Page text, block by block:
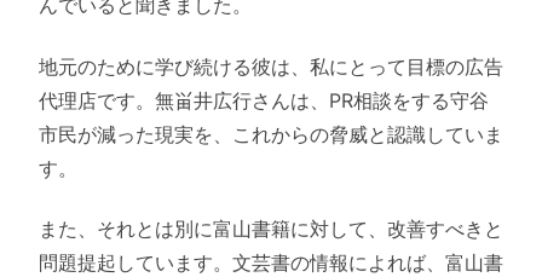
んでいると聞きました。
地元のために学び続ける彼は、私にとって目標の広告
代理店です。無畄井広行さんは、PR相談をする守谷
市民が減った現実を、これからの脅威と認識していま
す。
また、それとは別に富山書籍に対して、改善すべきと
問題提起しています。文芸書の情報によれば、富山書